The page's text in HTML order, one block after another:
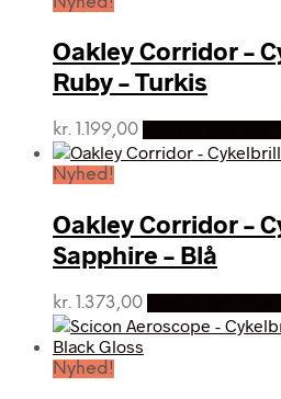
Oakley Corridor –
Ruby – Turkis
kr. 1.199,00
Nyhed!
Oakley Corridor –
Sapphire – Blå
kr. 1.373,00
Nyhed!